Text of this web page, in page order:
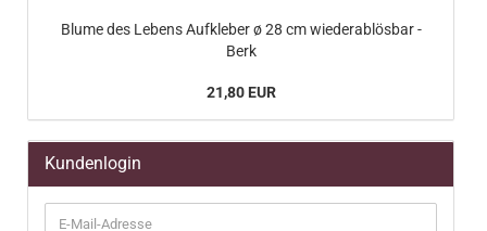
Blume des Lebens Aufkleber ø 28 cm wiederablösbar -
Berk
21,80 EUR
Kundenlogin
E-